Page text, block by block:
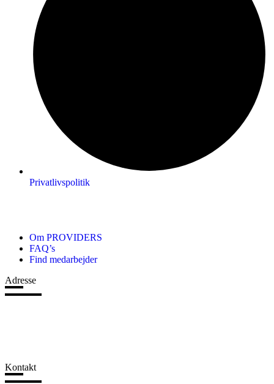
Privatlivspolitik
Om PROVIDERS
FAQ’s
Find medarbejder
Adresse
Kontakt